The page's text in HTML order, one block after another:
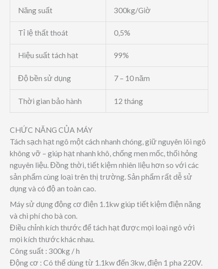
Năng suất 300kg/Giờ
Tỉ lệ thất thoát 0,5%
Hiệu suất tách hạt 99%
Độ bền sử dụng 7 – 10 năm
Thời gian bảo hành 12 tháng
CHỨC NĂNG CỦA MÁY
Tách sạch hạt ngô một cách nhanh chóng, giữ nguyên lõi ngô
không vỡ – giúp hạt nhanh khô, chống men mốc, thối hỏng
nguyên liệu. Đồng thời, tiết kiệm nhiên liệu hơn so với các
sản phẩm cùng loại trên thị trường. Sản phẩm rất dễ sử
dụng và có độ an toàn cao.
Máy sử dụng động cơ điện 1.1kw giúp tiết kiệm điện năng
và chi phí cho bà con.
Điều chỉnh kích thước để tách hạt được mọi loại ngô với
mọi kích thước khác nhau.
Công suất : 300kg / h
Động cơ : Có thể dùng từ 1.1kw đến 3kw, điện 1 pha 220V.